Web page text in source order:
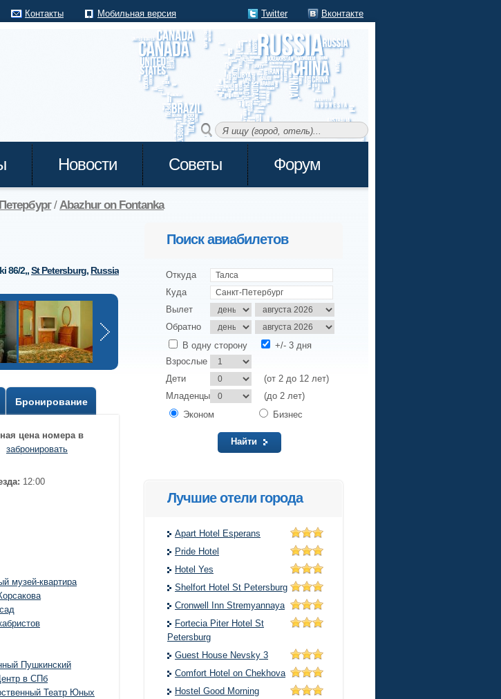
Контакты Мобильная версия Twitter Вконтакте
Новости Советы Форум
/Abazhur on Fontanka
86/2,,St Petersburg, Russia
Бронирование
цена номера в
забронировать
12:00
музей-квартира
Пушкинский
в СПб
Театр Юных
Поиск авиабилетов
Откуда
Куда
Вылет
Обратно
В одну сторону
+/- 3 дня
Взрослые
Дети
(от 2 до 12 лет)
Младенцы
(до 2 лет)
Эконом
Бизнес
Найти
Лучшие отели города
Apart Hotel Esperans
Pride Hotel
Hotel Yes
Shelfort Hotel St Petersburg
Cronwell Inn Stremyannaya
Fortecia Piter Hotel St
Petersburg
Guest House Nevsky 3
Comfort Hotel on Chekhova
Hostel Good Morning